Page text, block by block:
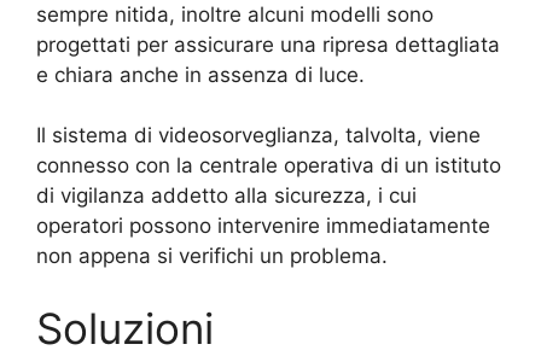
sempre nitida, inoltre alcuni modelli sono
progettati per assicurare una ripresa dettagliata
e chiara anche in assenza di luce.
Il sistema di videosorveglianza, talvolta, viene
connesso con la centrale operativa di un istituto
di vigilanza addetto alla sicurezza, i cui
operatori possono intervenire immediatamente
non appena si verifichi un problema.
Soluzioni